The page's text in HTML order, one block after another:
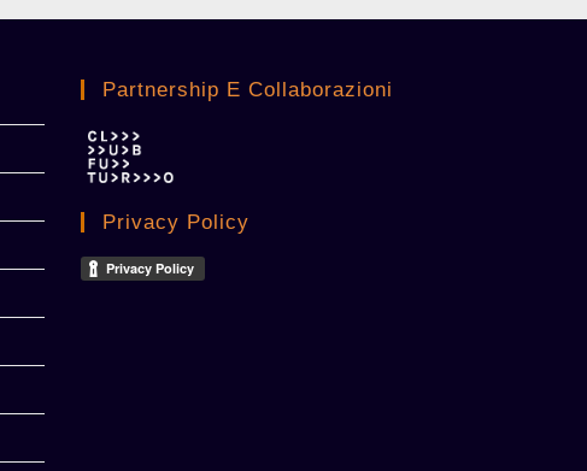
Partnership E Collaborazioni
Privacy Policy